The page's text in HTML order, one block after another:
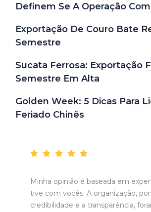
Definem Se A Operação
Exportação De Couro Bate
Semestre
Sucata Ferrosa: Exportação
Semestre Em Alta
Golden Week: 5 Dicas Para
Feriado Chinês
Minha opinião é baseada em
tive com vocês. A organização,
credibilidade e a transparência,